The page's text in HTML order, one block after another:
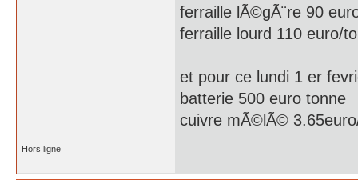
ferraille lÃ©gÃ¨re 90
ferraille lourd 110 euro/
et pour ce lundi 1 er
batterie 500 euro tonne
cuivre mÃ©lÃ©
Hors ligne